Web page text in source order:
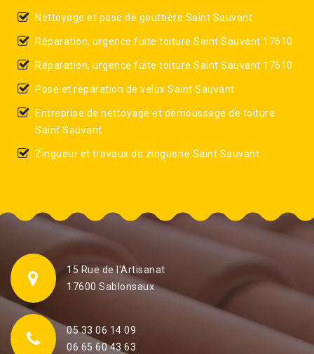
Nettoyage et pose de gouttière Saint Sauvant
Réparation, urgence fuite toiture Saint Sauvant 17610
Réparation, urgence fuite toiture Saint Sauvant 17610
Pose et réparation de velux Saint Sauvant
Entreprise de nettoyage et démoussage de toiture
Saint Sauvant
Zingueur et travaux de zinguerie Saint Sauvant
15 Rue de l'Artisanat
17600 Sablonsaux
05 33 06 14 09
06 65 60 43 63